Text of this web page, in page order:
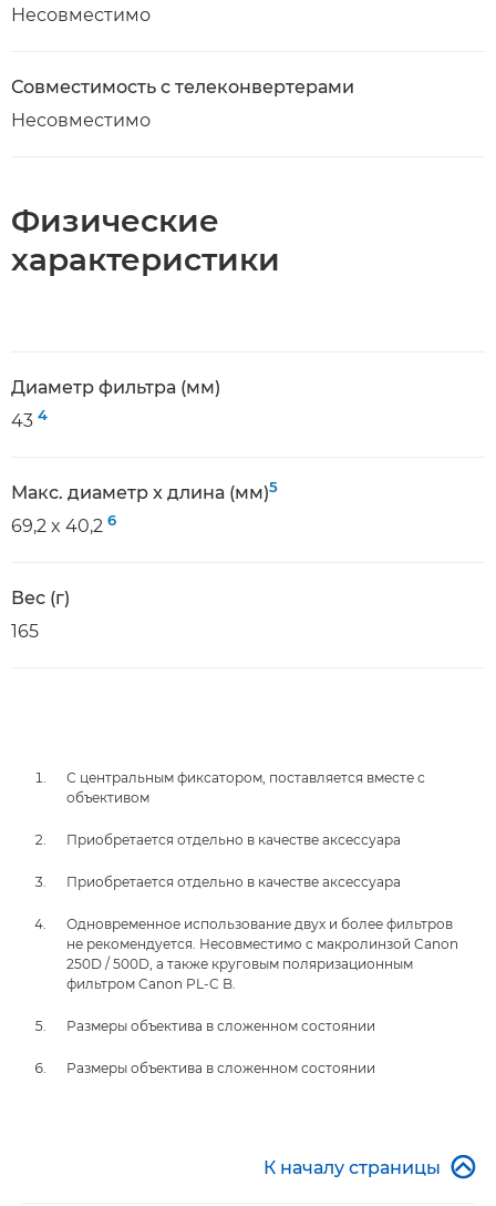
Несовместимо
Совместимость с телеконвертерами
Несовместимо
Физические
характеристики
Диаметр фильтра (мм)
43 4
Макс. диаметр x длина (мм)5
69,2 x 40,2 6
Вес (г)
165
С центральным фиксатором, поставляется вместе с
объективом
Приобретается отдельно в качестве аксессуара
Приобретается отдельно в качестве аксессуара
Одновременное использование двух и более фильтров
не рекомендуется. Несовместимо с макролинзой Canon
250D / 500D, а также круговым поляризационным
фильтром Canon PL-C B.
Размеры объектива в сложенном состоянии
Размеры объектива в сложенном состоянии
К началу страницы 